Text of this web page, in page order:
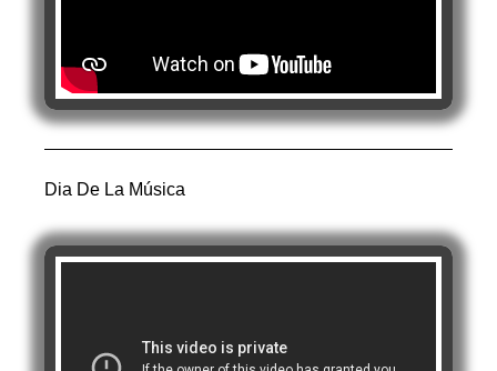
Dia De La Música